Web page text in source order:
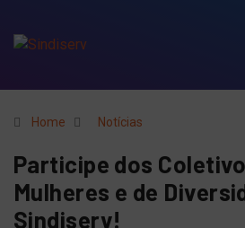
Home Notícias
Participe dos
Mulheres e de
Sindiserv!